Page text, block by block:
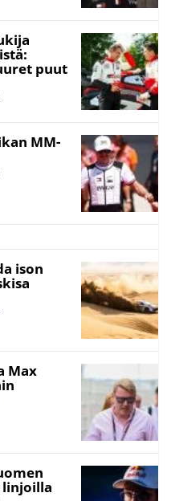
puut
MM-
ison
Max
linjoilla